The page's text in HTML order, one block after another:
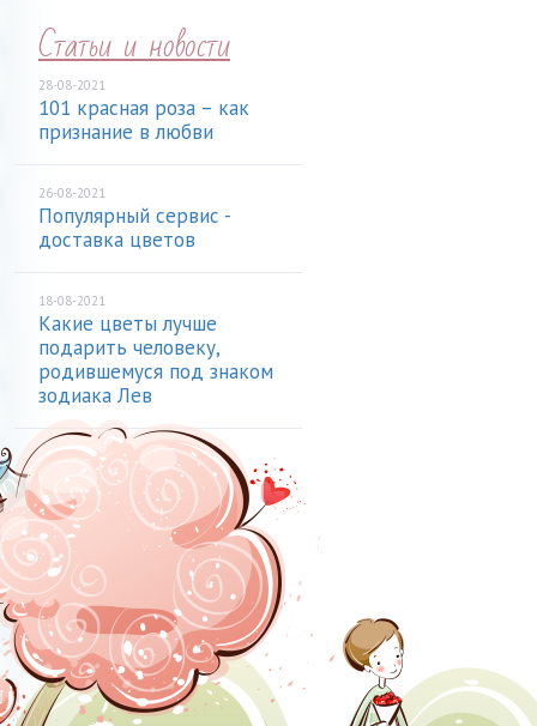
Статьи и новости
28-08-2021
101 красная роза – как
признание в любви
26-08-2021
Популярный сервис -
доставка цветов
18-08-2021
Какие цветы лучше
подарить человеку,
родившемуся под знаком
зодиака Лев